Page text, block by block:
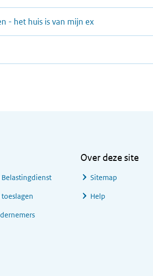
- het huis is van mijn ex
Over deze site
Sitemap
Help